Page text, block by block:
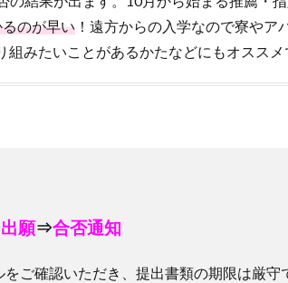
のが早い ！遠方からの入学なので寮や
組みたいことがあるかたなどにもオススメ
出願⇒合否通知
をご確認いただき、提出書類の期限は厳守